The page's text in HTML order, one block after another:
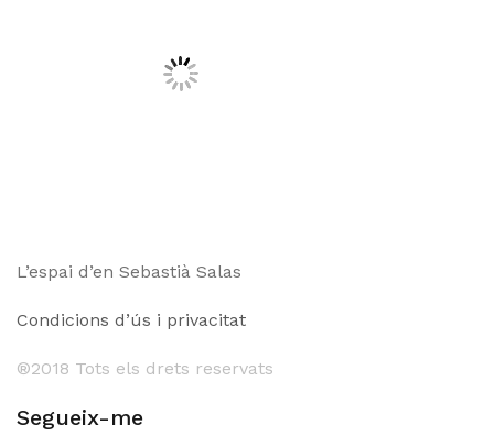
L’espai d’en Sebastià Salas
Condicions d’ús i privacitat
®2018 Tots els drets reservats
Segueix-me